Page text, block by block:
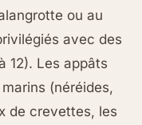
ou au
avec des
12). Les appâts
(néréides,
de crevettes, les